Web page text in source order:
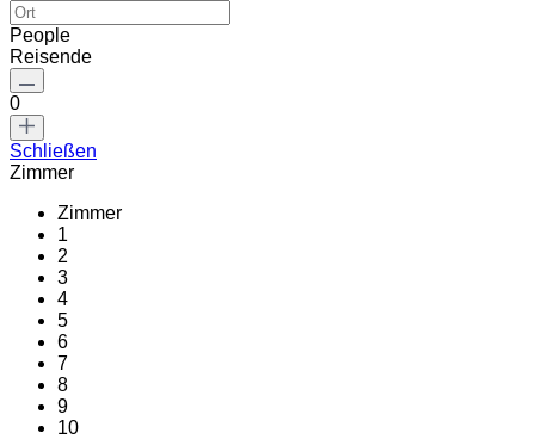
People
Reisende
0
Schließen
Zimmer
Zimmer
1
2
3
4
5
6
7
8
9
10